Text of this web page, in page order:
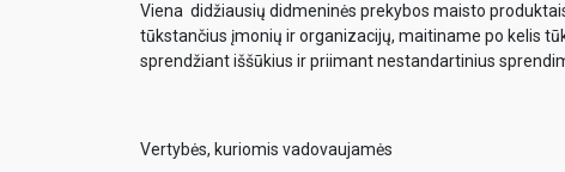
Viena didžiausių didmeninės prekybos maisto
tūkstančius įmonių ir organizacijų, maitiname po kelis
sprendžiant iššūkius ir priimant nestandartinius
Vertybės, kuriomis vadovaujamės